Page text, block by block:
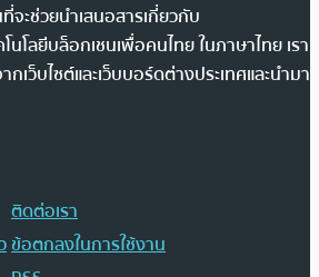
ะช่วยนำเสนอสารเกี่ยวกับ
นโลยีบล็อกเชนเพื่อคนไทย ในภาษาไทย เรา
ว็บไซต์และเว็บบอร์ดต่างประเทศและนำมา
ติดต่อเรา
ข้อตกลงในการใช้งาน